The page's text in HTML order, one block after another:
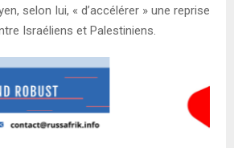
selon lui, « d’accélérer » une reprise
Israéliens et Palestiniens.